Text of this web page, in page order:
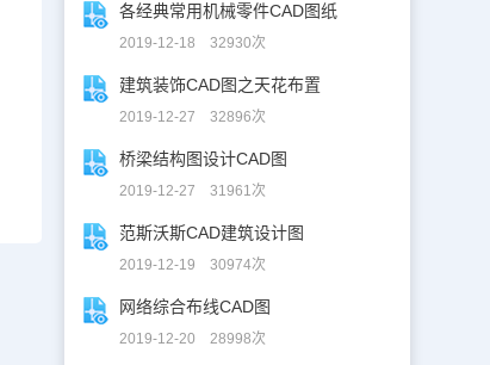
各经典常用机械零件CAD图纸
2019-12-18 32930次
建筑装饰CAD图之天花布置
2019-12-27 32896次
桥梁结构图设计CAD图
2019-12-27 31961次
范斯沃斯CAD建筑设计图
2019-12-19 30974次
网络综合布线CAD图
2019-12-20 28998次